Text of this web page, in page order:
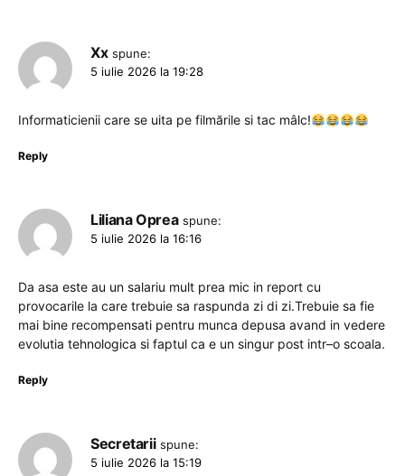
Xx spune:
5 iulie 2026 la 19:28
Informaticienii care se uita pe filmările si tac mâlc!
Reply
Liliana Oprea spune:
5 iulie 2026 la 16:16
Da asa este au un salariu mult prea mic in report cu
provocarile la care trebuie sa raspunda zi di zi.Trebuie sa fie
mai bine recompensati pentru munca depusa avand in vedere
evolutia tehnologica si faptul ca e un singur post intr–o scoala.
Reply
Secretarii spune:
5 iulie 2026 la 15:19